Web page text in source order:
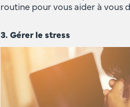
routine pour vous aider à vous
3. Gérer le stress